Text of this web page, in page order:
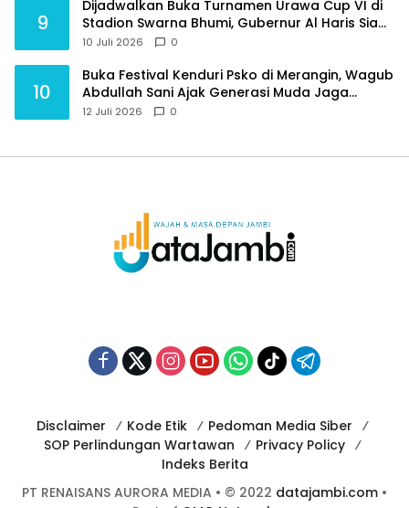
9
Dijadwalkan Buka Turnamen Urawa Cup VI di
Stadion Swarna Bhumi, Gubernur Al Haris Siap
Berlaga Lawan Tim Urawa
10 Juli 2026 0
10
Buka Festival Kenduri Psko di Merangin, Wagub
Abdullah Sani Ajak Generasi Muda Jaga
Budaya dan Jauhi Narkoba
12 Juli 2026 0
Disclaimer Kode Etik
Pedoman Media Siber
SOP Perlindungan Wartawan
Privacy Policy
Indeks Berita
PT RENAISANS AURORA MEDIA • © 2022 datajambi.com •